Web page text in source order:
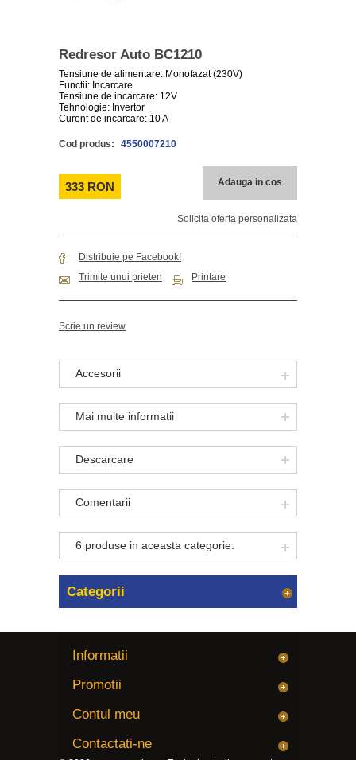
Redresor Auto BC1210
Tensiune de alimentare: Monofazat (230V)
Functii: Incarcare
Tensiune de incarcare: 12V
Tehnologie: Invertor
Curent de incarcare: 10 A
Cod produs: 4550007210
333 RON Adauga in cos
Solicita oferta personalizata
Distribuie pe Facebook!
Trimite unui prieten
Printare
Scrie un review
Accesorii
Mai multe informatii
Descarcare
Comentarii
6 produse in aceasta categorie:
Categorii
Informatii
Promotii
Contul meu
Contactati-ne